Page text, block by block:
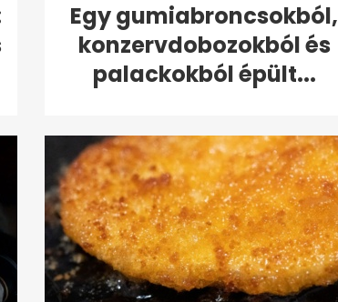
Egy gumiabroncsokból,
konzervdobozokból és
palackokból épült...